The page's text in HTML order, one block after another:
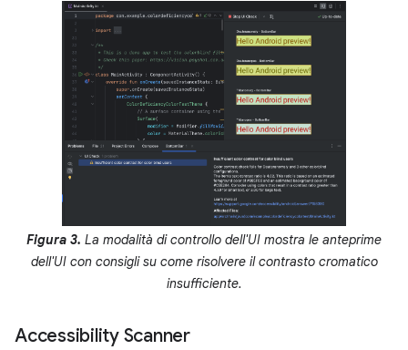
Figura 3. La modalità di controllo dell'UI mostra le anteprime
dell'UI con consigli su come risolvere il contrasto cromatico
insufficiente.
Accessibility Scanner